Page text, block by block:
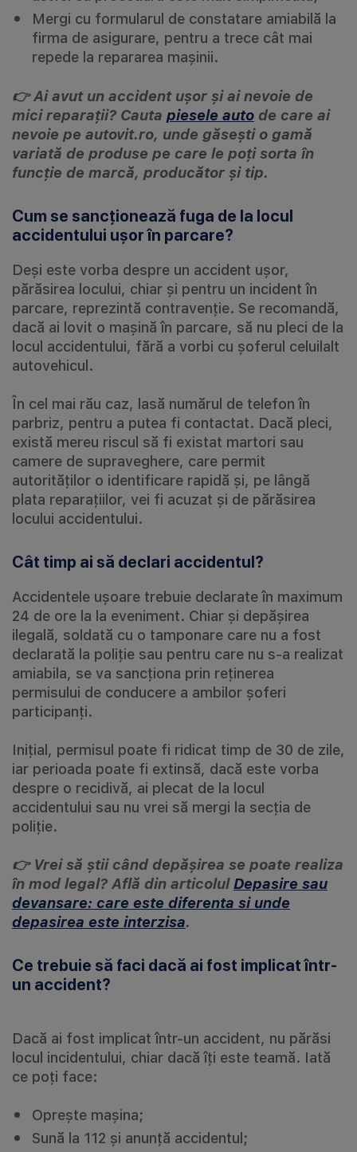
Mergi cu formularul de constatare amiabilă la
firma de asigurare, pentru a trece cât mai
repede la repararea mașinii.
👉 Ai avut un accident ușor și ai nevoie de
mici reparații? Cauta piesele auto de care ai
nevoie pe autovit.ro, unde găsești o gamă
variată de produse pe care le poți sorta în
funcție de marcă, producător și tip.
Cum se sancționează fuga de la locul
accidentului ușor în parcare?
Deși este vorba despre un accident ușor,
părăsirea locului, chiar și pentru un incident în
parcare, reprezintă contravenție. Se recomandă,
dacă ai lovit o mașină în parcare, să nu pleci de la
locul accidentului, fără a vorbi cu șoferul celuilalt
autovehicul.
În cel mai rău caz, lasă numărul de telefon în
parbriz, pentru a putea fi contactat. Dacă pleci,
există mereu riscul să fi existat martori sau
camere de supraveghere, care permit
autorităților o identificare rapidă și, pe lângă
plata reparațiilor, vei fi acuzat și de părăsirea
locului accidentului.
Cât timp ai să declari accidentul?
Accidentele ușoare trebuie declarate în maximum
24 de ore la la eveniment. Chiar și depășirea
ilegală, soldată cu o tamponare care nu a fost
declarată la poliție sau pentru care nu s-a realizat
amiabila, se va sancționa prin reținerea
permisului de conducere a ambilor șoferi
participanți.
Inițial, permisul poate fi ridicat timp de 30 de zile,
iar perioada poate fi extinsă, dacă este vorba
despre o recidivă, ai plecat de la locul
accidentului sau nu vrei să mergi la secția de
poliție.
👉 Vrei să știi când depășirea se poate realiza
în mod legal? Află din articolulDepasire sau
devansare: care este diferenta si unde
depasirea este interzisa.
Ce trebuie să faci dacă ai fost implicat într-
un accident?
Dacă ai fost implicat într-un accident, nu părăsi
locul incidentului, chiar dacă îți este teamă. Iată
ce poți face:
Oprește mașina;
Sună la 112 și anunță accidentul;